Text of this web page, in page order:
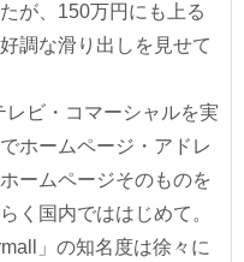
が、150万円にも上る
調な滑り出しを見せて
ビ・コマーシャルを実
ホームページ・アドレ
ームページそのものを
く国内でははじめて。
」の知名度は徐々に